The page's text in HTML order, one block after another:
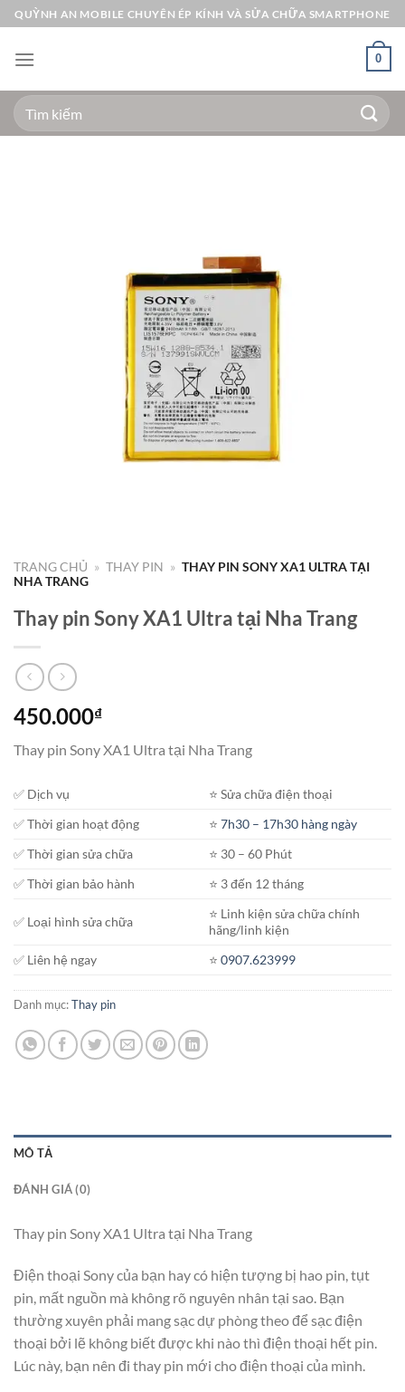
Bỏ
qua
nội
QUỲNH AN MOBILE CHUYÊN ÉP KÍNH VÀ SỬA CHỮA SMARTPHONE
0
Tìm
kiếm:
TRANG CHỦ » THAY PIN » THAY PIN SONY XA1 ULTRA TẠI
NHA TRANG
Thay pin Sony XA1 Ultra tại Nha Trang
450.000₫
Thay pin Sony XA1 Ultra tại Nha Trang
✅ Dịch vụ
⭐️ Sửa chữa điện thoại
✅ Thời gian hoạt động
⭐️7h30 – 17h30 hàng ngày
✅ Thời gian sửa chữa
⭐️ 30 – 60 Phút
✅ Thời gian bảo hành
⭐️ 3 đến 12 tháng
✅ Loại hình sửa chữa
⭐️ Linh kiện sửa chữa chính
hãng/linh kiện
✅ Liên hệ ngay
⭐️0907.623999
Danh mục:Thay pin
MÔ TẢ
ĐÁNH GIÁ (0)
Thay pin Sony XA1 Ultra tại Nha Trang
Điện thoại Sony của bạn hay có hiện tượng bị hao pin, tụt
pin, mất nguồn mà không rõ nguyên nhân tại sao. Bạn
thường xuyên phải mang sạc dự phòng theo để sạc điện
thoại bởi lẽ không biết được khi nào thì điện thoại hết pin.
Lúc này, bạn nên đi thay pin mới cho điện thoại của mình.